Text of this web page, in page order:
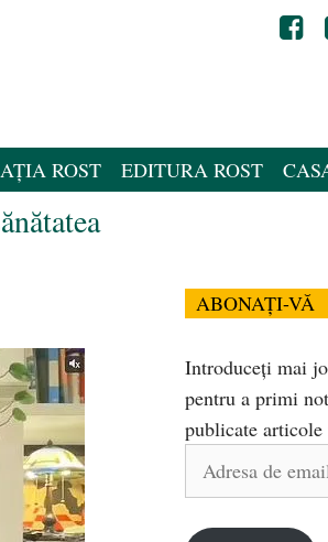
ROST EDITURA ROST
ABONAȚI-VĂ
Introduceți mai
pentru a primi
publicate articole
Adresa